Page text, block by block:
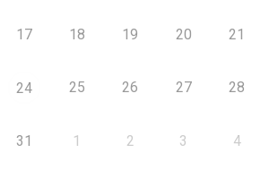
17 18 19 20 21
24 25 26 27 28
31 1 2 3 4